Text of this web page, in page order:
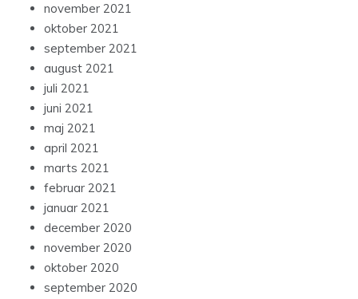
november 2021
oktober 2021
september 2021
august 2021
juli 2021
juni 2021
maj 2021
april 2021
marts 2021
februar 2021
januar 2021
december 2020
november 2020
oktober 2020
september 2020